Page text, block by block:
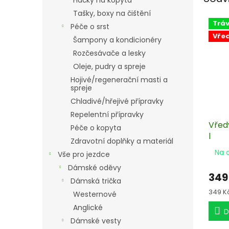
Tašky, boxy na čištění
Péče o srst
Šampony a kondicionéry
Rozčesávače a lesky
Oleje, pudry a spreje
Hojivé/regenerační masti a
spreje
Chladivé/hřejivé přípravky
Repelentní přípravky
Péče o kopyta
Zdravotní doplňky a materiál
Vše pro jezdce
Dámské oděvy
Dámská trička
Westernové
Anglické
Dámské vesty
l
Na
Měrná
cena:
349